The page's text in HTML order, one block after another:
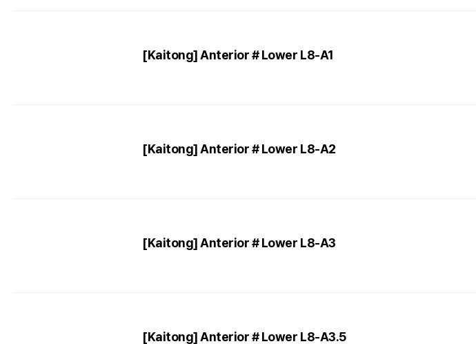
[Kaitong] Anterior # Lower L8-A1
[Kaitong] Anterior # Lower L8-A2
[Kaitong] Anterior # Lower L8-A3
[Kaitong] Anterior # Lower L8-A3.5